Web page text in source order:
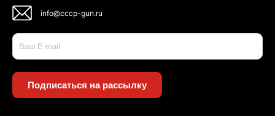
info@cccp-gun.ru
Подписаться на рассылку